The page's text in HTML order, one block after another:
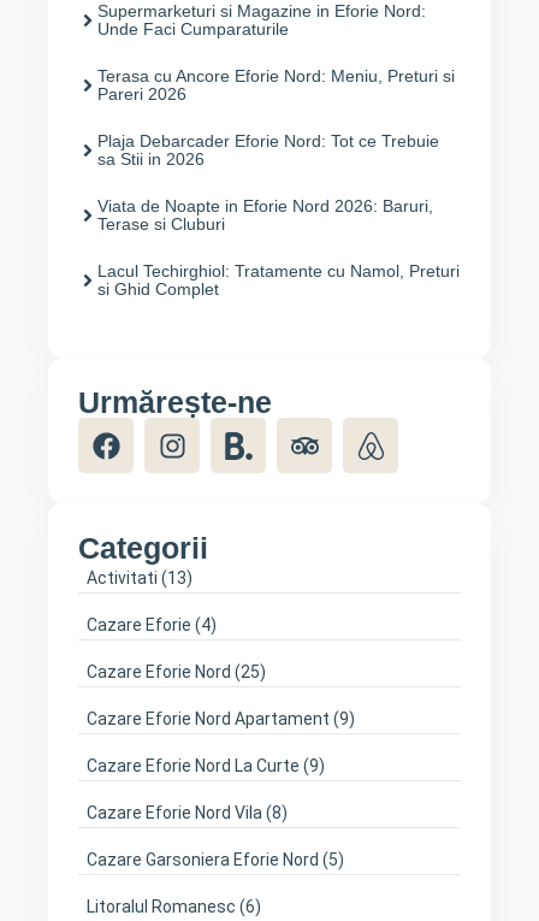
Supermarketuri si Magazine in Eforie Nord:
Unde Faci Cumparaturile
Terasa cu Ancore Eforie Nord: Meniu, Preturi si
Pareri 2026
Plaja Debarcader Eforie Nord: Tot ce Trebuie
sa Stii in 2026
Viata de Noapte in Eforie Nord 2026: Baruri,
Terase si Cluburi
Lacul Techirghiol: Tratamente cu Namol, Preturi
si Ghid Complet
Urmărește-ne
Categorii
Activitati (13)
Cazare Eforie (4)
Cazare Eforie Nord (25)
Cazare Eforie Nord Apartament (9)
Cazare Eforie Nord La Curte (9)
Cazare Eforie Nord Vila (8)
Cazare Garsoniera Eforie Nord (5)
Litoralul Romanesc (6)